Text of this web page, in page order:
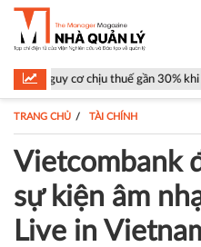
thuế gần 30% khi vào Mỹ
TRANG CHỦ TÀI CHÍNH
Vietcombank
sự kiện âm
Live in